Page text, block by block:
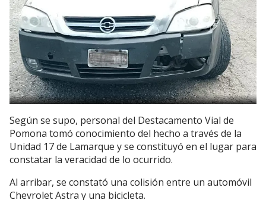
Según se supo, personal del Destacamento Vial de
Pomona tomó conocimiento del hecho a través de la
Unidad 17 de Lamarque y se constituyó en el lugar para
constatar la veracidad de lo ocurrido.
Al arribar, se constató una colisión entre un automóvil
Chevrolet Astra y una bicicleta.